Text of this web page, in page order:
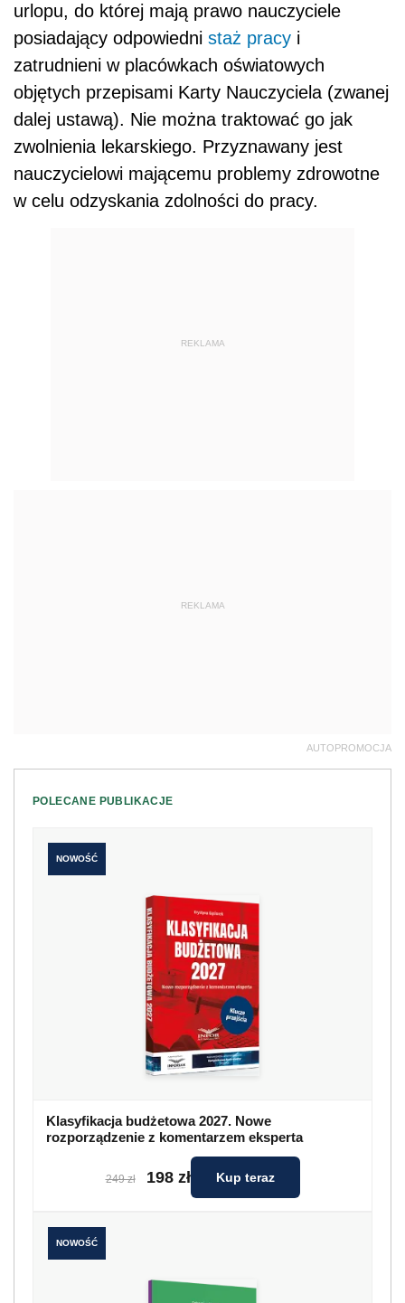
urlopu, do której mają prawo nauczyciele
posiadający odpowiedni staż pracy i
zatrudnieni w placówkach oświatowych
objętych przepisami Karty Nauczyciela (zwanej
dalej ustawą). Nie można traktować go jak
zwolnienia lekarskiego. Przyznawany jest
nauczycielowi mającemu problemy zdrowotne
w celu odzyskania zdolności do pracy.
REKLAMA
REKLAMA
AUTOPROMOCJA
POLECANE PUBLIKACJE
NOWOŚĆ
Klasyfikacja budżetowa 2027. Nowe
rozporządzenie z komentarzem eksperta
249 zł 198 zł Kup teraz
NOWOŚĆ